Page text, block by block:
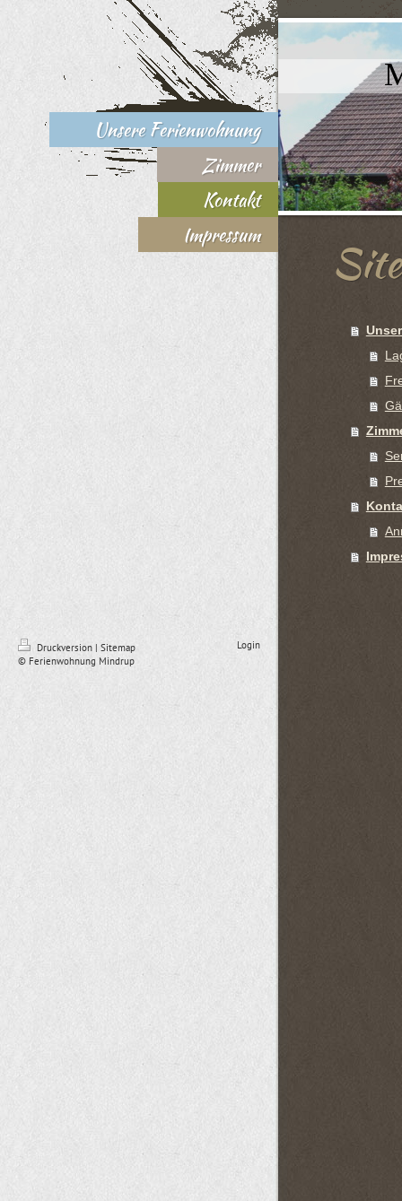
Unsere Ferienwohnung
Zimmer
Kontakt
Impressum
Druckversion | Sitemap
© Ferienwohnung Mindrup
Login